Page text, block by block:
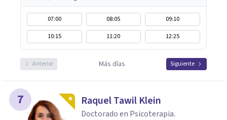
07:00 08:05
09:10
10:15
11:20 12:25
Anterior Más días Siguiente
7 Raquel Tawil Klein
Doctorado en Psicoterapia.